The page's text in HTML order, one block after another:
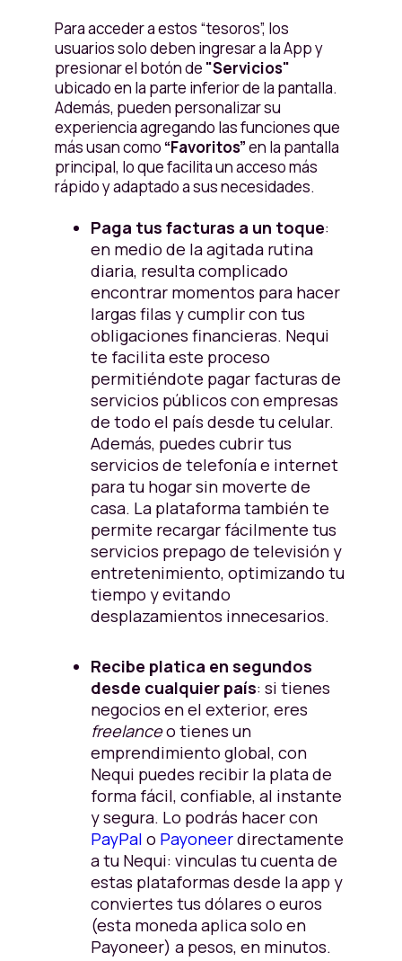
Para acceder a estos “tesoros”, los
usuarios solo deben ingresar a la App y
presionar el botón de "Servicios"
ubicado en la parte inferior de la pantalla.
Además, pueden personalizar su
experiencia agregando las funciones que
más usan como “Favoritos”en la pantalla
principal, lo que facilita un acceso más
rápido y adaptado a sus necesidades.
Paga tus facturas a un toque:
en medio de la agitada rutina
diaria, resulta complicado
encontrar momentos para hacer
largas filas y cumplir con tus
obligaciones financieras. Nequi
te facilita este proceso
permitiéndote pagar facturas de
servicios públicos con empresas
de todo el país desde tu celular.
Además, puedes cubrir tus
servicios de telefonía e internet
para tu hogar sin moverte de
casa. La plataforma también te
permite recargar fácilmente tus
servicios prepago de televisión y
entretenimiento, optimizando tu
tiempo y evitando
desplazamientos innecesarios.
Recibe platica en segundos
desde cualquier país: si tienes
negocios en el exterior, eres
freelanceo tienes un
emprendimiento global, con
Nequi puedes recibir la plata de
forma fácil, confiable, al instante
y segura. Lo podrás hacer con
PayPal o Payoneerdirectamente
a tu Nequi: vinculas tu cuenta de
estas plataformas desde la app y
conviertes tus dólares o euros
(esta moneda aplica solo en
Payoneer) a pesos, en minutos.